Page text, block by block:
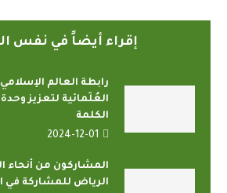
إقراء أيضاً في نفس
رابطة العالم
العُلَمائية لتعزيز
الكلمة
2024-12-01
المشاركون من أنحاء
الرياض للمشاركة في